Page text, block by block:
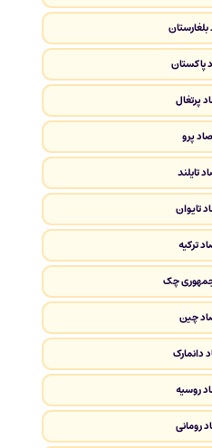
بلغارستان
پاکستان
پرتغال
پرو
تایلند
تایوان
ترکیه
جمهوری چک
چین
دانمارک
روسیه
رومانی